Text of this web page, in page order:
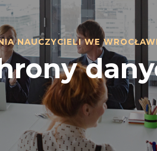
NAUCZYCIELI WE